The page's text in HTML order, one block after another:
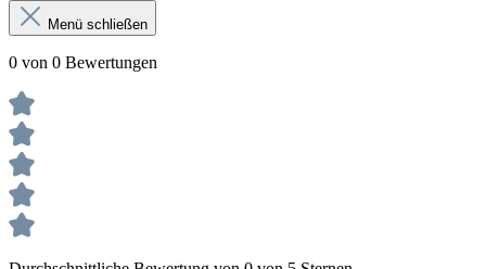
Menü schließen
0 von 0 Bewertungen